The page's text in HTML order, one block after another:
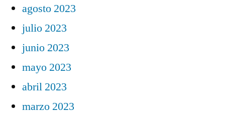
agosto 2023
julio 2023
junio 2023
mayo 2023
abril 2023
marzo 2023